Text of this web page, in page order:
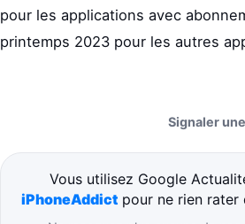
pour les applications avec
printemps 2023 pour les autres
Signaler
Vous utilisez Google
iPhoneAddict pour ne rien rater